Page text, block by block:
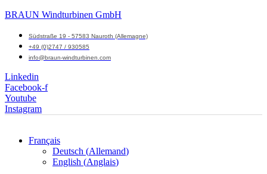
BRAUN Windturbinen GmbH
Südstraße 19 - 57583 Nauroth (Allemagne)
+49 (0)2747 / 930585
info@braun-windturbinen.com
Linkedin
Facebook-f
Youtube
Instagram
Français
Deutsch (Allemand)
English (Anglais)